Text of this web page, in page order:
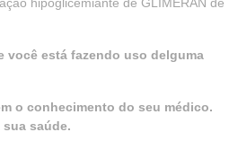
você está fazendo uso delguma
o conhecimento do seu médico.
saúde.